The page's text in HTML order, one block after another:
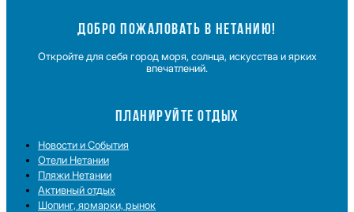
ДОБРО ПОЖАЛОВАТЬ В НЕТАНИЮ!
Откройте для себя город моря, солнца, искусства и ярких
впечатлений.
ПЛАНИРУЙТЕ ОТДЫХ
Новости и Cобытия
Отели Нетании
Пляжи Нетании
Активный отдых
Шопинг, ярмарки, рынок